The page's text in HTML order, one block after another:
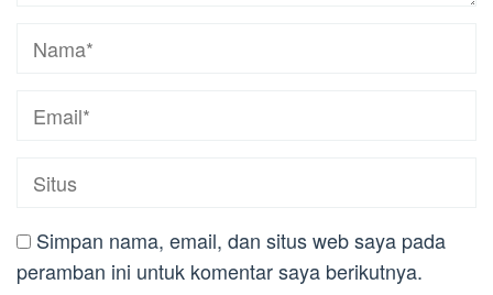
Simpan nama, email, dan situs web saya pada
peramban ini untuk komentar saya berikutnya.